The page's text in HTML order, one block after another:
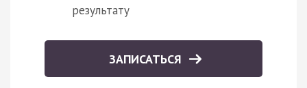
результату
ЗАПИСАТЬСЯ